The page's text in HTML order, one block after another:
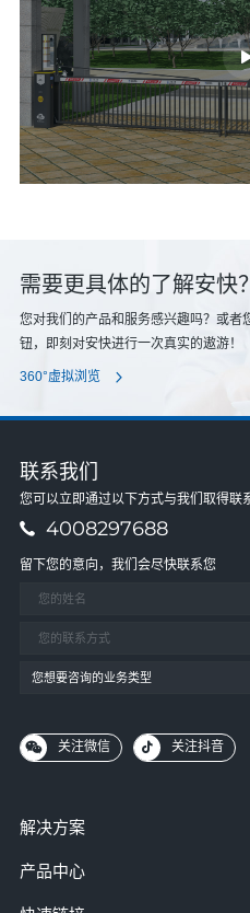
需要更具体的了解安快？
您对我们的产品和服务感兴趣吗？或者
钮，即刻对安快进行一次真实的遨游！
360°虚拟浏览
联系我们
您可以立即通过以下方式与我们取得联
4008297688
留下您的意向，我们会尽快联系您
您想要咨询的业务类型
关注微信 关注抖音
解决方案
产品中心